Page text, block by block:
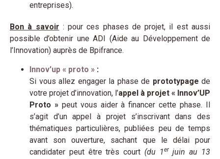
entreprises).
Bon à savoir : pour ces phases de projet, il est aussi
possible d’obtenir une ADI (Aide au Développement de
l’Innovation) auprès de Bpifrance.
Innov’up « proto » :
Si vous allez engager la phase de prototypage de
votre projet d’innovation, l’appel à projet « Innov’UP
Proto » peut vous aider à financer cette phase. Il
s’agit d’un appel à projet s’inscrivant dans des
thématiques particulières, publiées peu de temps
avant son ouverture, sachant que le délai pour
candidater peut être très court (du 1erjuin au 13